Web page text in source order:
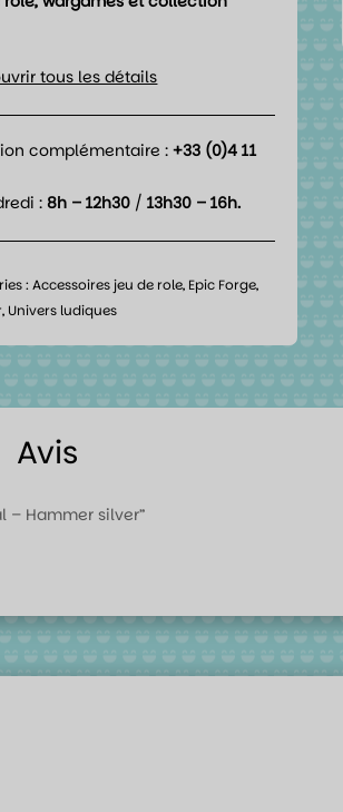
tous les détails
complémentaire :+33 (0)4 11
: 8h – 12h30 /13h30 – 16h.
:Accessoires jeu de role, Epic Forge,
, Univers ludiques
Avis
– Hammer silver”